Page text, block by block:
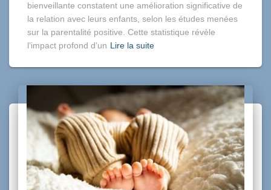
bienveillante constatent une amélioration significative de
la relation avec leurs enfants, selon les études menées
sur la parentalité positive. Cette statistique révèle
l’impact profond d’un Lire la suite